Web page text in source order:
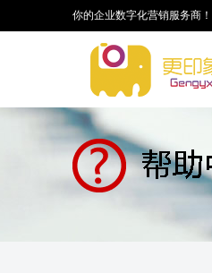
你的企业数字化营销服务商！